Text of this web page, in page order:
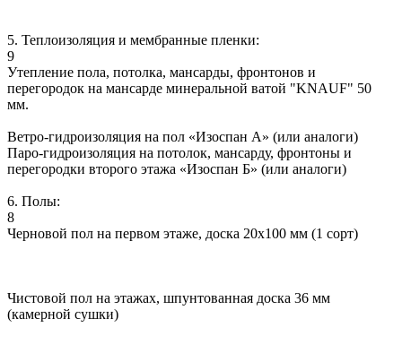
5. Теплоизоляция и мембранные пленки:
9
Утепление пола, потолка, мансарды, фронтонов и
перегородок на мансарде минеральной ватой "KNAUF" 50
мм.
Ветро-гидроизоляция на пол «Изоспан А» (или аналоги)
Паро-гидроизоляция на потолок, мансарду, фронтоны и
перегородки второго этажа «Изоспан Б» (или аналоги)
6. Полы:
8
Черновой пол на первом этаже, доска 20х100 мм (1 сорт)
Чистовой пол на этажах, шпунтованная доска 36 мм
(камерной сушки)